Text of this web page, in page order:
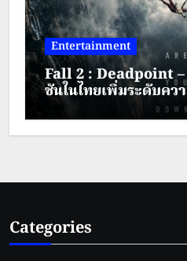
Entertainment
Fall 2 : Deadpoint –
ชันในไทยเพิ่มระดับค
สอง
Categories